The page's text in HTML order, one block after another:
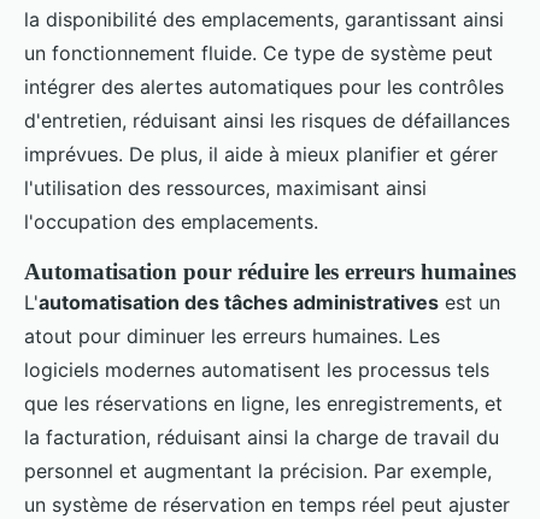
la disponibilité des emplacements, garantissant ainsi
un fonctionnement fluide. Ce type de système peut
intégrer des alertes automatiques pour les contrôles
d'entretien, réduisant ainsi les risques de défaillances
imprévues. De plus, il aide à mieux planifier et gérer
l'utilisation des ressources, maximisant ainsi
l'occupation des emplacements.
Automatisation pour réduire les erreurs humaines
L'automatisation des tâches administratives est un
atout pour diminuer les erreurs humaines. Les
logiciels modernes automatisent les processus tels
que les réservations en ligne, les enregistrements, et
la facturation, réduisant ainsi la charge de travail du
personnel et augmentant la précision. Par exemple,
un système de réservation en temps réel peut ajuster